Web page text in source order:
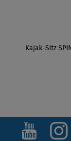
Kajak-Sitz